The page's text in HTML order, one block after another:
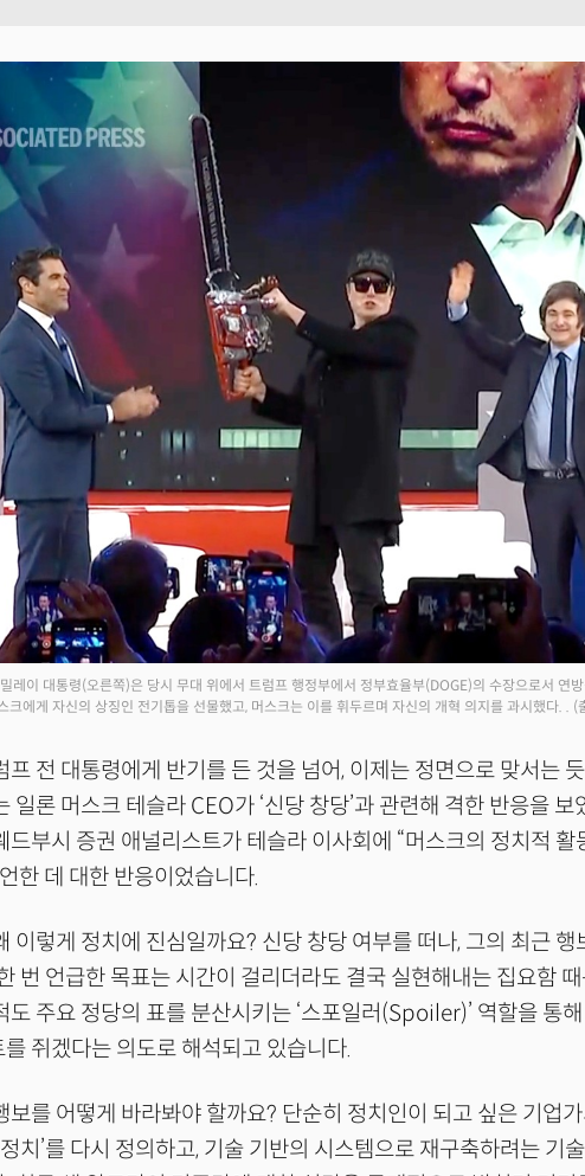
레이 대통령(오른쪽)은 당시 무대 위에서 트럼프 행정부에서 정부효율부(DOGE)의 수장으로서 연
크에게 자신의 상징인 전기톱을 선물했고, 머스크는 이를 휘두르며 자신의 개혁 의지를 과시했다. . (
프 전 대통령에게 반기를 든 것을 넘어, 이제는 정면으로 맞서는
일론 머스크 테슬라 CEO가 ‘신당 창당’과 관련해 격한 반응을 보
드부시 증권 애널리스트가 테슬라 이사회에 “머스크의 정치적 활
한 데 대한 반응이었습니다.
이렇게 정치에 진심일까요? 신당 창당 여부를 떠나, 그의 최근 행
번 언급한 목표는 시간이 걸리더라도 결국 실현해내는 집요함
도 주요 정당의 표를 분산시키는 ‘스포일러(Spoiler)’ 역할을 통
쥐겠다는 의도로 해석되고 있습니다.
보를 어떻게 바라봐야 할까요? 단순히 정치인이 되고 싶은 기업
치’를 다시 정의하고, 기술 기반의 시스템으로 재구축하려는 기